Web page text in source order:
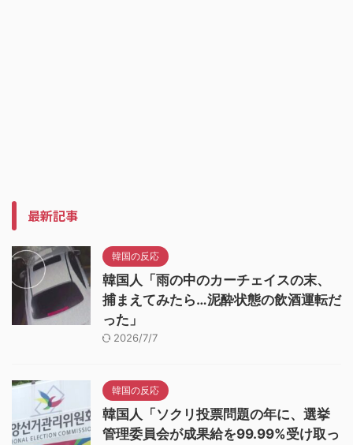
最新記事
韓国の反応
韓国人「雨の中のカーチェイスの末、
捕まえてみたら…泥酔状態の飲酒運転だ
った」
2026/7/7
韓国の反応
韓国人「ソクリ投票問題の年に、選挙
管理委員会が成果給を99.99%受け取っ